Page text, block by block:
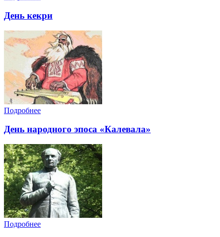
День кекри
Подробнее
День народного эпоса «Калевала»
Подробнее